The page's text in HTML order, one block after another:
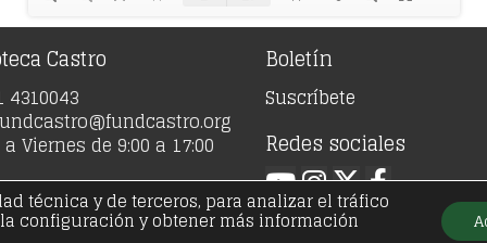
Castro
4310043
Viernes de 9:00 a 17:00
Boletín
Suscríbete
Redes sociales
técnica y de terceros, para analizar el tráfico
configuración y obtener más información